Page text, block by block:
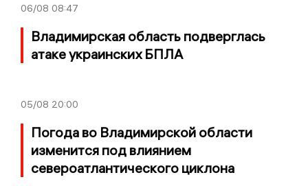
06/08 08:47
Владимирская область подверглась
атаке украинских БПЛА
05/08 20:00
Погода во Владимирской области
изменится под влиянием
североатлантического циклона